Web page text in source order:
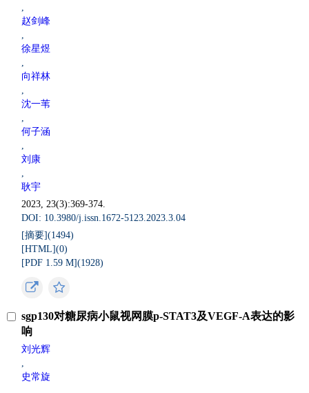
,
赵剑峰
,
徐星煜
,
向祥林
,
沈一苇
,
何子涵
,
刘康
,
耿宇
2023, 23(3):369-374.
DOI: 10.3980/j.issn.1672-5123.2023.3.04
[摘要](1494)
[HTML](0)
[PDF 1.59 M](1928)
sgp130对糖尿病小鼠视网膜p-STAT3及VEGF-A表达的影
响
刘光辉
,
史常旋